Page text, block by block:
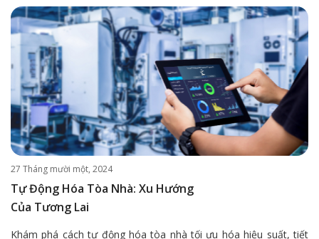
27 Tháng mười một, 2024
Tự Động Hóa Tòa Nhà: Xu Hướng
Của Tương Lai
Khám phá cách tự động hóa tòa nhà tối ưu hóa hiệu suất, tiết